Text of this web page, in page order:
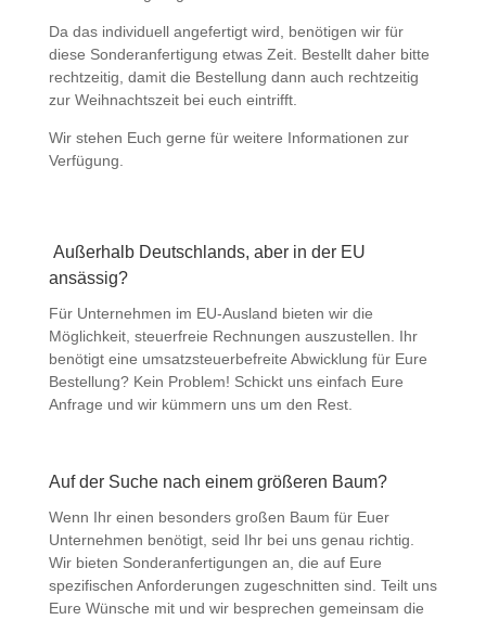
Da das individuell angefertigt wird, benötigen wir für
diese Sonderanfertigung etwas Zeit. Bestellt daher bitte
rechtzeitig, damit die Bestellung dann auch rechtzeitig
zur Weihnachtszeit bei euch eintrifft.
Wir stehen Euch gerne für weitere Informationen zur
Verfügung.
Außerhalb Deutschlands, aber in der EU
ansässig?
Für Unternehmen im EU-Ausland bieten wir die
Möglichkeit, steuerfreie Rechnungen auszustellen. Ihr
benötigt eine umsatzsteuerbefreite Abwicklung für Eure
Bestellung? Kein Problem! Schickt uns einfach Eure
Anfrage und wir kümmern uns um den Rest.
Auf der Suche nach einem größeren Baum?
Wenn Ihr einen besonders großen Baum für Euer
Unternehmen benötigt, seid Ihr bei uns genau richtig.
Wir bieten Sonderanfertigungen an, die auf Eure
spezifischen Anforderungen zugeschnitten sind. Teilt uns
Eure Wünsche mit und wir besprechen gemeinsam die